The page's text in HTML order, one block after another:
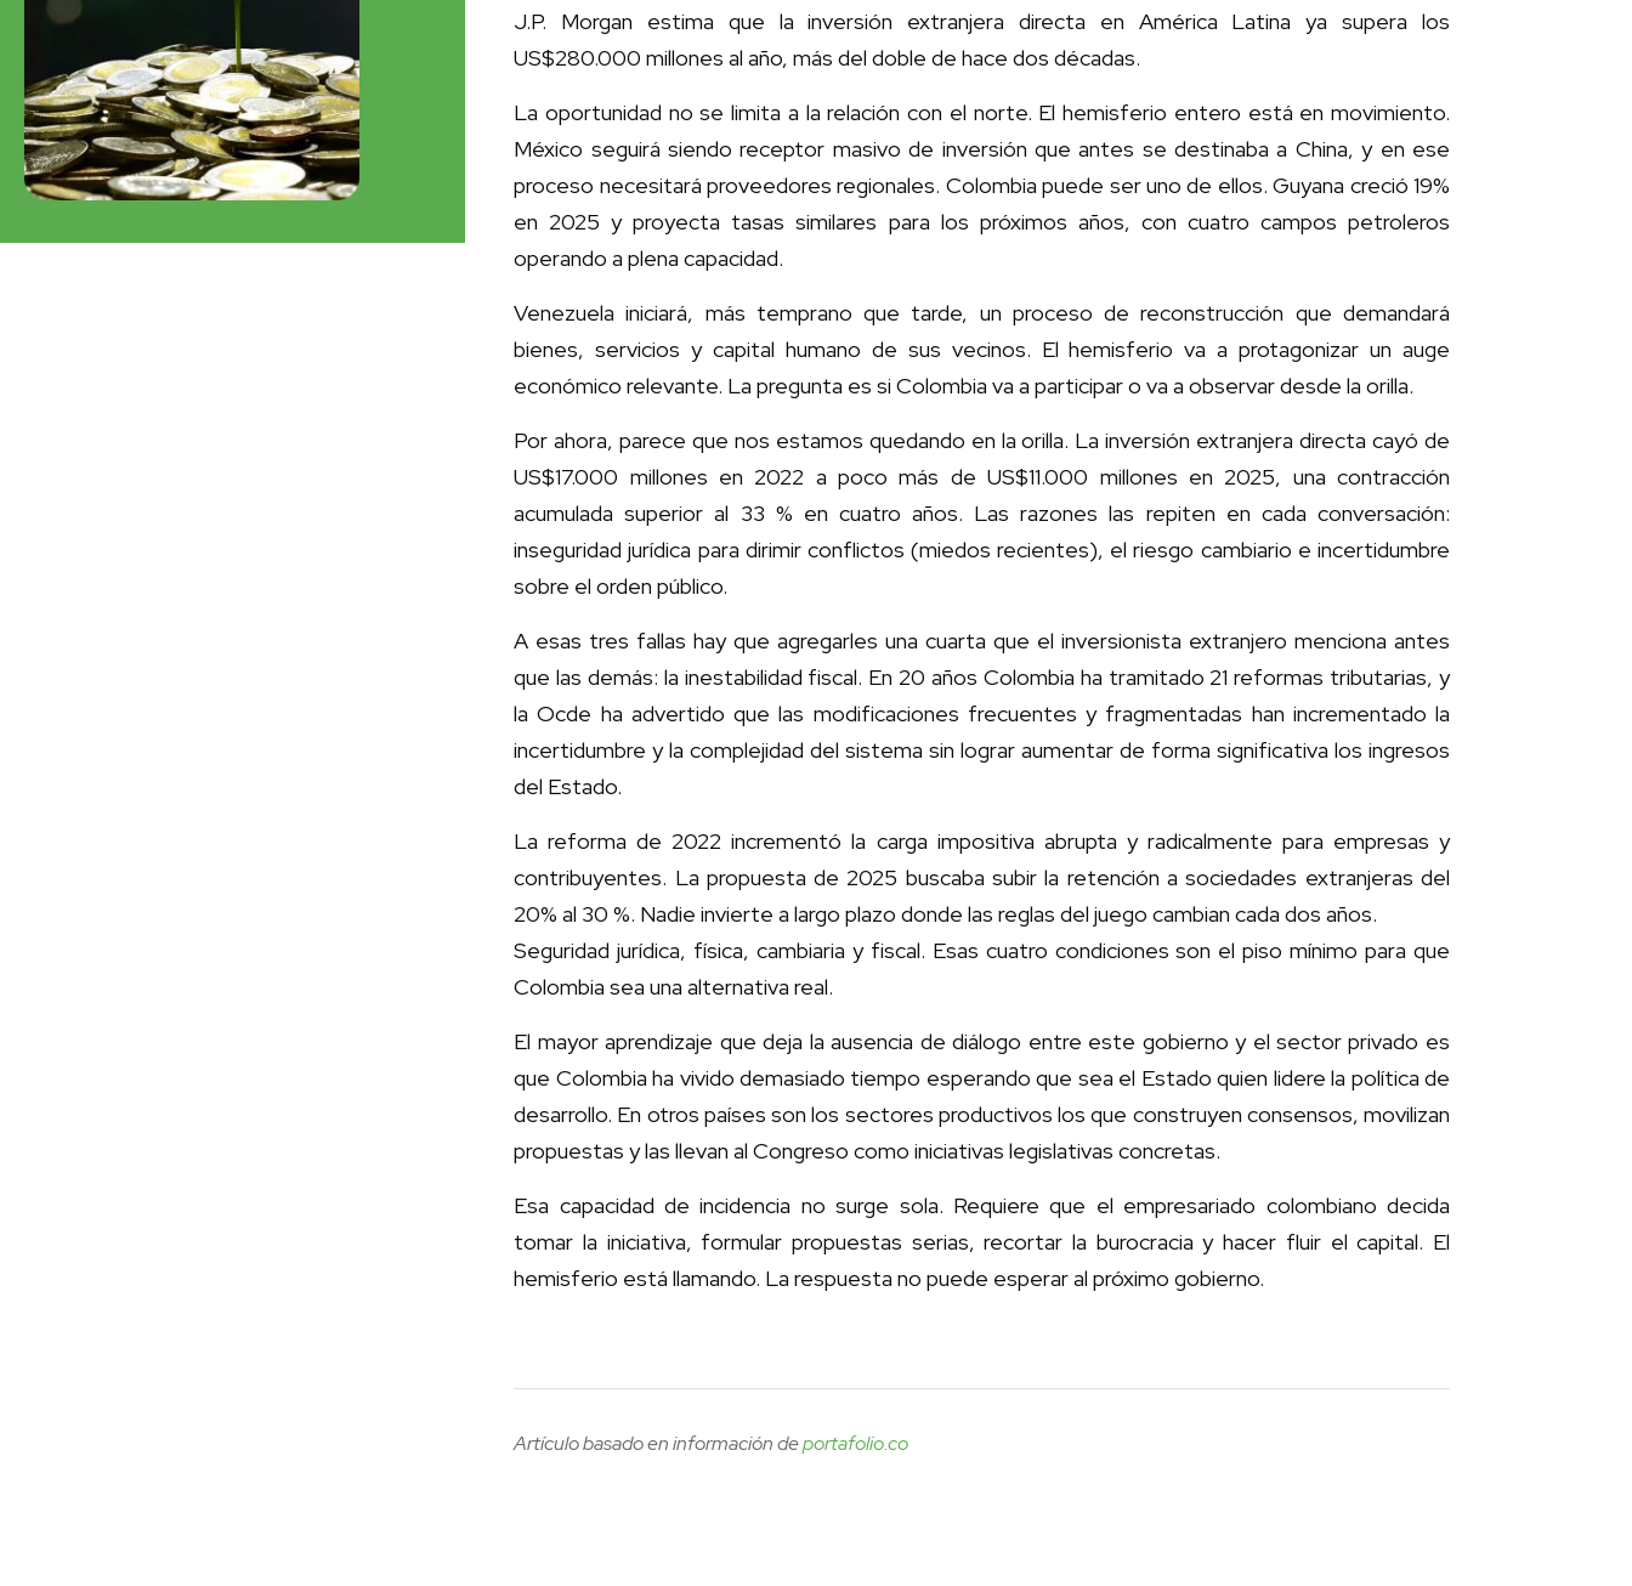
J.P. Morgan estima que la inversión extranjera directa en América Latina ya supera los
US$280.000 millones al año, más del doble de hace dos décadas.
La oportunidad no se limita a la relación con el norte. El hemisferio entero está en movimiento.
México seguirá siendo receptor masivo de inversión que antes se destinaba a China, y en ese
proceso necesitará proveedores regionales. Colombia puede ser uno de ellos. Guyana creció 19%
en 2025 y proyecta tasas similares para los próximos años, con cuatro campos petroleros
operando a plena capacidad.
Venezuela iniciará, más temprano que tarde, un proceso de reconstrucción que demandará
bienes, servicios y capital humano de sus vecinos. El hemisferio va a protagonizar un auge
económico relevante. La pregunta es si Colombia va a participar o va a observar desde la orilla.
Por ahora, parece que nos estamos quedando en la orilla. La inversión extranjera directa cayó de
US$17.000 millones en 2022 a poco más de US$11.000 millones en 2025, una contracción
acumulada superior al 33 % en cuatro años. Las razones las repiten en cada conversación:
inseguridad jurídica para dirimir conflictos (miedos recientes), el riesgo cambiario e incertidumbre
sobre el orden público.
A esas tres fallas hay que agregarles una cuarta que el inversionista extranjero menciona antes
que las demás: la inestabilidad fiscal. En 20 años Colombia ha tramitado 21 reformas tributarias, y
la Ocde ha advertido que las modificaciones frecuentes y fragmentadas han incrementado la
incertidumbre y la complejidad del sistema sin lograr aumentar de forma significativa los ingresos
del Estado.
La reforma de 2022 incrementó la carga impositiva abrupta y radicalmente para empresas y
contribuyentes. La propuesta de 2025 buscaba subir la retención a sociedades extranjeras del
20% al 30 %. Nadie invierte a largo plazo donde las reglas del juego cambian cada dos años.
Seguridad jurídica, física, cambiaria y fiscal. Esas cuatro condiciones son el piso mínimo para que
Colombia sea una alternativa real.
El mayor aprendizaje que deja la ausencia de diálogo entre este gobierno y el sector privado es
que Colombia ha vivido demasiado tiempo esperando que sea el Estado quien lidere la política de
desarrollo. En otros países son los sectores productivos los que construyen consensos, movilizan
propuestas y las llevan al Congreso como iniciativas legislativas concretas.
Esa capacidad de incidencia no surge sola. Requiere que el empresariado colombiano decida
tomar la iniciativa, formular propuestas serias, recortar la burocracia y hacer fluir el capital. El
hemisferio está llamando. La respuesta no puede esperar al próximo gobierno.
Artículo basado en información deportafolio.co